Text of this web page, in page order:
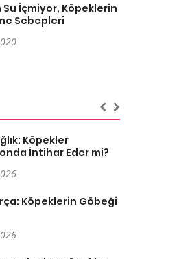
Su İçmiyor, Köpeklerin
Sebepleri
Köpekler
İntihar Eder mi?
Köpeklerin Göbeği